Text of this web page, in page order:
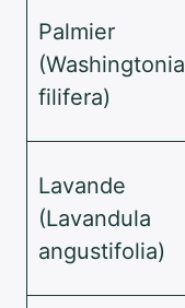
Palmier
(Washingtonia
filifera)
Lavande
(Lavandula
angustifolia)